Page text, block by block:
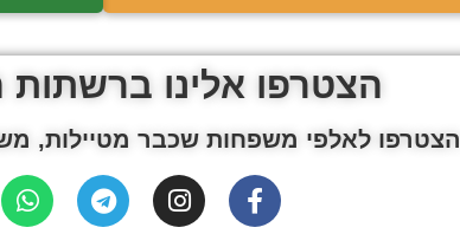
הצטרפו אלינו ברשתות
הצטרפו לאלפי משפחות שכבר מטיילות,